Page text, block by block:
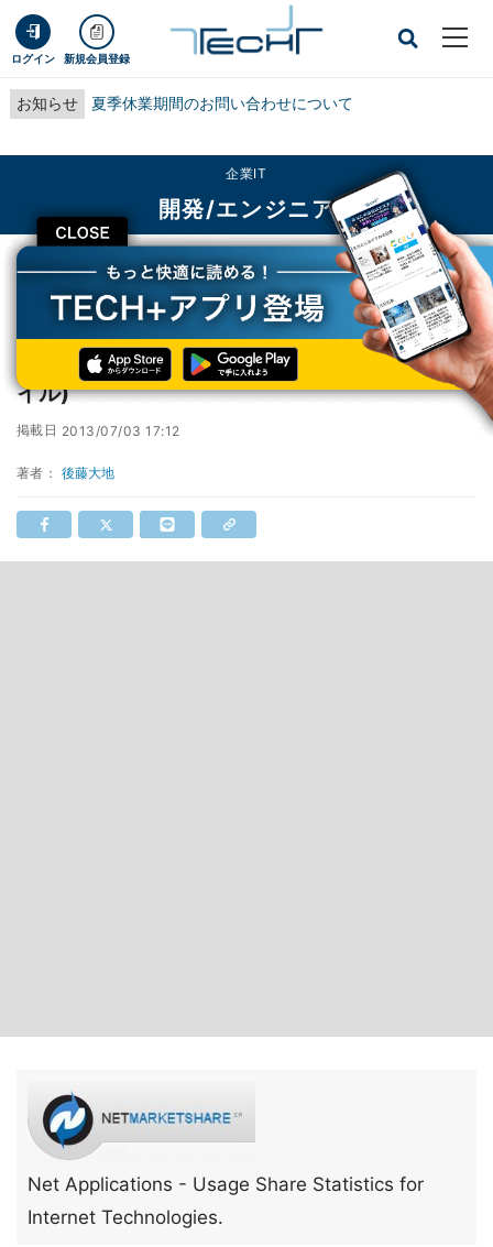
ログイン 新規会員登録
お知らせ 夏季休業期間のお問い合わせについて
CLOSE
企業IT
開発/エンジニア
TECH+ 企業IT
開発/エンジニア
iPad/iPhoneシェア微減 - 6月OSシェア(モバイル)
iPad/iPhoneシェア微減 - 6月OSシェア(モバ
イル)
掲載日 2013/07/03 17:12
著者： 後藤大地
Net Applications - Usage Share Statistics for
Internet Technologies.